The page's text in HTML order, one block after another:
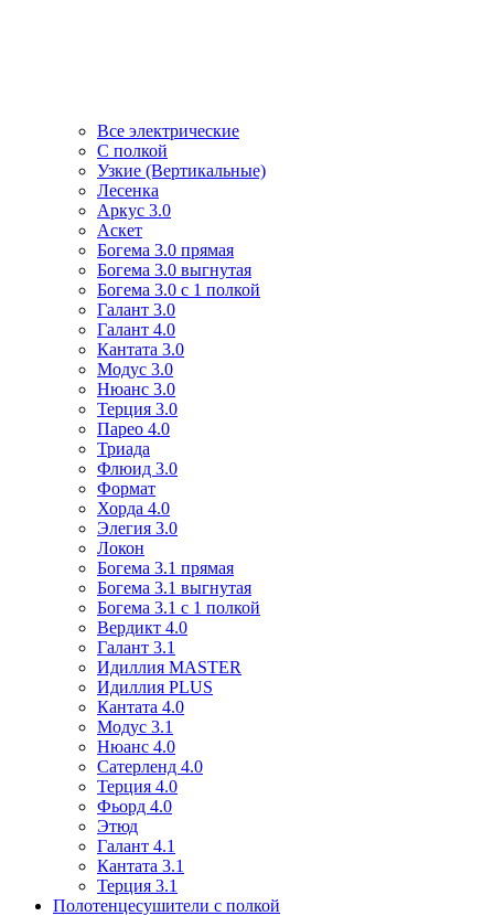
Все электрические
С полкой
Узкие (Вертикальные)
Лесенка
Аркус 3.0
Аскет
Богема 3.0 прямая
Богема 3.0 выгнутая
Богема 3.0 с 1 полкой
Галант 3.0
Галант 4.0
Кантата 3.0
Модус 3.0
Нюанс 3.0
Терция 3.0
Парео 4.0
Триада
Флюид 3.0
Формат
Хорда 4.0
Элегия 3.0
Локон
Богема 3.1 прямая
Богема 3.1 выгнутая
Богема 3.1 с 1 полкой
Вердикт 4.0
Галант 3.1
Идиллия MASTER
Идиллия PLUS
Кантата 4.0
Модус 3.1
Нюанс 4.0
Сатерленд 4.0
Терция 4.0
Фьорд 4.0
Этюд
Галант 4.1
Кантата 3.1
Терция 3.1
Полотенцесушители с полкой